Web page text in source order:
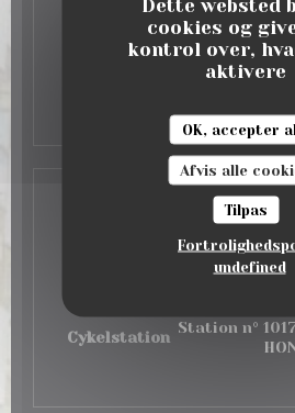
Dette websted
cookies og
kontrol over,
aktivere
OK, accepter
Afvis alle
Tilpas
undefined
09:00 -
Adgang
Cykelstation
Station n°
Au Bistro